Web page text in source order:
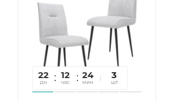
22
дн
12
час
24
мин
22
сек
3
шт